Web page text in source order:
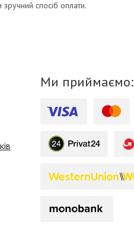
спосіб оплати.
Ми приймаємо: